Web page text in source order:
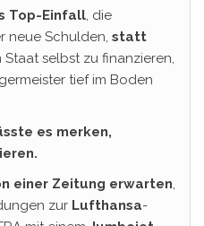
Top-Einfall, die
neue Schulden, statt
Staat selbst zu finanzieren,
tief im Boden
es merken,
einer Zeitung erwarten,
zur Lufthansa-